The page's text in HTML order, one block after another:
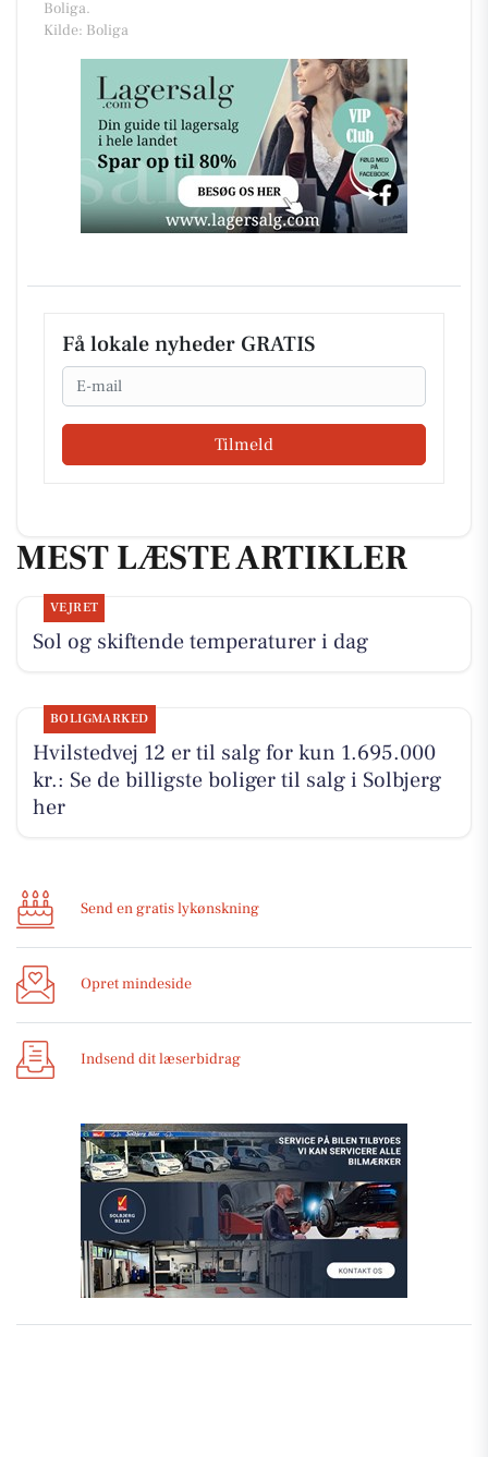
Boliga.
Kilde: Boliga
Få lokale nyheder GRATIS
Email
Tilmeld
MEST LÆSTE ARTIKLER
VEJRET
Sol og skiftende temperaturer i dag
BOLIGMARKED
Hvilstedvej 12 er til salg for kun 1.695.000
kr.: Se de billigste boliger til salg i Solbjerg
her
Send en gratis lykønskning
Opret mindeside
Indsend dit læserbidrag